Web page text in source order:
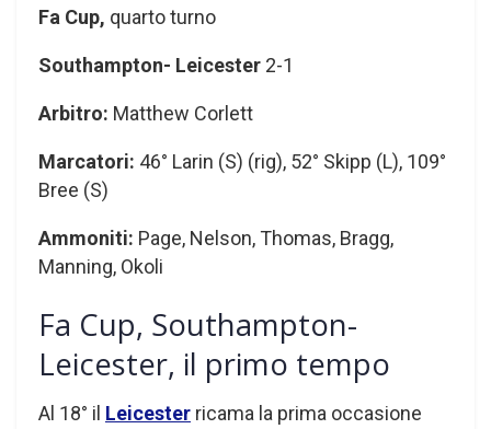
Fa Cup, quarto turno
Southampton- Leicester 2-1
Arbitro: Matthew Corlett
Marcatori: 46° Larin (S) (rig), 52° Skipp (L), 109°
Bree (S)
Ammoniti: Page, Nelson, Thomas, Bragg,
Manning, Okoli
Fa Cup, Southampton-
Leicester, il primo tempo
Al 18° il Leicester ricama la prima occasione